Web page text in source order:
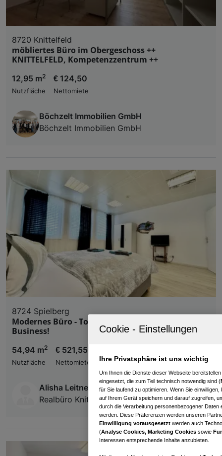
8720 Knittelfeld
möbliertes Büro im Obergeschoss ++
KNITTELFELD, Kompetenzzentrum ++
12,95 m2
Nutzfläche
€ 124,50
Nettomiete
Böchzelt Immobilien GmbH
Böchzelt Immobilien GmbH
8724 Spielberg
Modernes Büro - Top gepflegt, ideal für Ihr
Business!
54,94 m2
Nutzfläche
€ 521,55
Nettomiete
Alisha Leitner-Sarcletti
Realbüro Knitl GmbH
Ihre Privatsphäre ist uns wichtig
Um Ihnen die Dienste dieser Webseite
eingesetzt, die zum Teil technisch notwendig sind (
für Sie laufend zu optimieren. Wenn Sie
auf Ihrem Gerät speichern und darauf zugreifen,
durch die Verarbeitung personenbezogener
werden. Diese Präferenzen werden unseren
Einwilligung vorausgesetzt werden auch
(Analyse Cookies, Marketing Cookies sowie
Interessen entsprechende Inhalte anzubieten.